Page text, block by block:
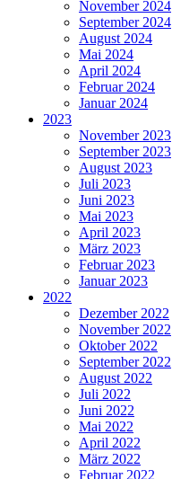
November 2024
September 2024
August 2024
Mai 2024
April 2024
Februar 2024
Januar 2024
2023
November 2023
September 2023
August 2023
Juli 2023
Juni 2023
Mai 2023
April 2023
März 2023
Februar 2023
Januar 2023
2022
Dezember 2022
November 2022
Oktober 2022
September 2022
August 2022
Juli 2022
Juni 2022
Mai 2022
April 2022
März 2022
Februar 2022